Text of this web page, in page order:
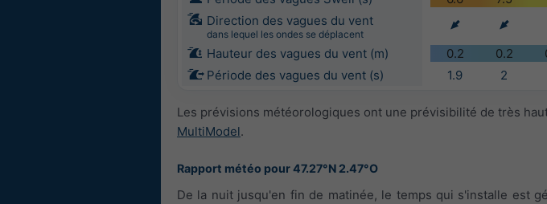
Direction des vagues du vent
dans lequel les ondes se déplacent
Hauteur des vagues du vent (m) 0.2 0.2
Période des vagues du vent (s)
1.9 2
Les prévisions météorologiques ont une prévisibilité de très
MultiModel.
Rapport météo pour 47.27°N 2.47°O
De la nuit jusqu'en fin de matinée, le temps qui s'installe est